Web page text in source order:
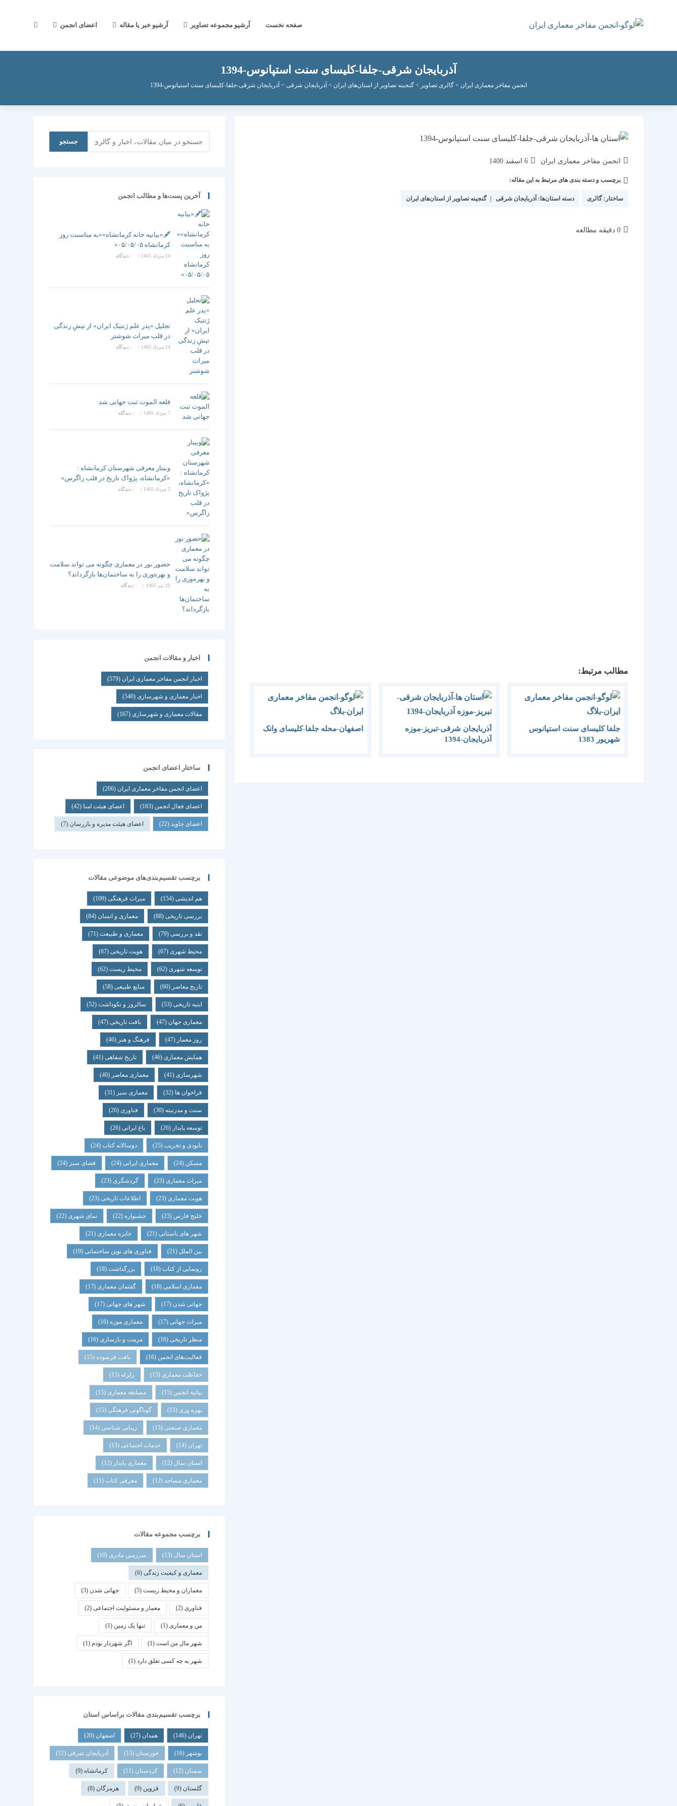
صفحه نخست آرشیو مجموعه تصاویر آرشیو خبر یا مقاله اعضای انجمن جستجوی
آذربایجان شرقی-جلفا-کلیسای سنت استپانوس-1394
انجمن مفاخر معماری ایران > گالری تصاویر > گنجینه تصاویر از استان‌های ایران > آذربایجان شرقی > آذربایجان شرقی-جلفا-کلیسای سنت استپانوس-1394
نویسندهٔ
انجمن مفاخر معماری ایران
نوشته
شده
6 اسفند 1400
دسته‌برچسب و دسته بندی های مرتبط به این مقاله:
ساختار:گالری دسته استان‌ها: آذربایجان شرقی گنجینه تصاویر از استان‌های ایران
زمان
0 دقیقه مطالعه
مطالب مرتبط:
جلفا کلیسای سنت استپانوس
شهریور 1383
آذربایجان شرقی-تبریز-موزه
آذربایجان-1394
اصفهان-محله جلفا-کلیسای وانک
جستجو
آخرین پست‌ها و مطالب انجمن
🖋️«بیانیه خانه کرمانشاه»«به مناسبت روز
کرمانشاه ۰۵/۰۵/۰۵»
14 مرداد 1405 / ۰ دیدگاه
تجلیل «پدر علم ژنتیک ایران» از تپشِ زندگی
در قلب میراث شوشتر
14 مرداد 1405 / ۰ دیدگاه
قلعه الموت ثبت جهانی شد
7 مرداد 1405 / ۰ دیدگاه
وبینار معرفی شهرستان کرمانشاه :
«کرمانشاه، پژواک تاریخ در قلب زاگرس»
5 مرداد 1405 / ۰ دیدگاه
حضور نور در معماری چگونه می تواند سلامت
و بهره‌وری را به ساختمان‌ها بازگرداند؟
10 تیر 1405 / ۰ دیدگاه
اخبار و مقالات انجمن
اخبار انجمن مفاخر معماری ایران (579)
اخبار معماری و شهرسازی(540)
مقالات معماری و شهرسازی(167)
ساختار اعضای انجمن
اعضای انجمن مفاخر معماری ایران (206)
اعضای فعال انجمن (183) اعضای هیئت امنا (42)
اعضای جاوید(22) اعضای هیئت مدیره و بازرسان (7)
برچسب تقسیم‌بندی‌های موضوعی مقالات
هم اندیشی(154) میراث فرهنگی(109)
بررسی تاریخی(88) معماری و انسان (84)
نقد و بررسی(79) معماری و طبیعت(71)
محیط شهری(67) هویت تاریخی(67)
توسعه شهری(62) محیط زیست(62)
تاریخ معاصر (60) منابع طبیعی(58)
ابنیه تاریخی(53) سالروز و نکوداشت(52)
معماری جهان (47) بافت تاریخی(47)
روز معمار (47) فرهنگ و هنر (46)
همایش معماری(46) تاریخ شفاهی(41)
شهرسازی(41) معماری معاصر (40)
فراخوان ها (32) معماری سبز (31)
سنت و مدرنیته (30) فناوری(26)
توسعه پایدار (26) باغ ایرانی(26)
نابودی و تخریب(25) دوسالانه کتاب(24)
مسکن (24) معماری ایرانی(24) فضای سبز (24)
میراث معماری(23) گردشگری(23)
هویت معماری(23) اطلاعات تاریخی(23)
خلیج فارس (23) جشنواره (22) نمای شهری(22)
شهر های باستانی(21) جایزه معماری(21)
بین الملل (21) فناوری های نوین ساختمانی(19)
رونمایی از کتاب(18) بزرگداشت(18)
معماری اسلامی(18) گفتمان معماری(17)
جهانی شدن (17) شهر های جهانی(17)
میراث جهانی(17) معماری موزه (16)
منظر تاریخی(16) مرمت و بازسازی(16)
فعالیت‌های انجمن (16) بافت فرسوده (15)
حفاظت معماری (15) زلزله (15)
بیانیه انجمن (15) مسابقه معماری (15)
بهره وری (15) گوناگونی فرهنگی (15)
معماری صنعتی (15) زیبایی شناسی (14)
تهران (14) خدمات اجتماعی (13)
استان سال (12) معماری پایدار (12)
معماری مساجد(12) معرفی کتاب (11)
برچسب مجموعه مقالات
استان سال (13) سرزمین مادری (10)
معماری و کیفیت زندگی(6)
معماران و محیط زیست(5) جهانی شدن (3)
فناوری(2) معمار و مسئولیت اجتماعی(2)
من و معماری(1) تنها یک زمین (1)
شهر مال من است(1) اگر شهردار بودم (1)
شهر به چه کسی تعلق دارد(1)
برچسب تقسیم‌بندی مقالات براساس استان
تهران (146) همدان (27) اصفهان (20)
بوشهر (16) خوزستان (15) آذربایجان شرقی (12)
سمنان (12) کردستان (11) کرمانشاه(9)
گلستان (9) قزوین (9) هرمزگان (8)